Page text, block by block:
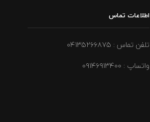
اطلاعات تماس
تلفن تماس : ۰۴۱۳۵۲۶۶۸۷۵
واتساپ : ۰۹۱۴۶۹۱۳۴۰۰